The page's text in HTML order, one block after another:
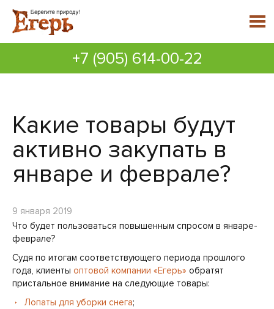
+7 (905) 614-00-22
Какие товары будут
активно закупать в
январе и феврале?
9 января 2019
Что будет пользоваться повышенным спросом в январе-
феврале?
Судя по итогам соответствующего периода прошлого
года, клиенты оптовой компании «Егерь» обратят
пристальное внимание на следующие товары:
Лопаты для уборки снега;